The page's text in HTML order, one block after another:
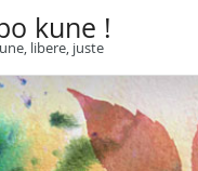
kune !
libere, juste